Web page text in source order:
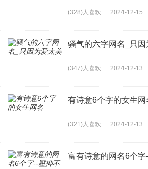
(328)人喜欢 2024-12-15
骚气的六字网名_只因
(347)人喜欢 2024-12-13
有诗意6个字的女生网
(321)人喜欢 2024-12-13
富有诗意的网名6个